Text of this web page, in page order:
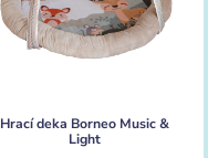
Hrací deka Borneo Music &
Light